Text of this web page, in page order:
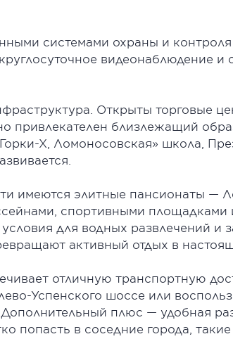
системами охраны и
видеонаблюдение и
Открыты торговые
привлекателен близлежащий
Х, Ломоносовская» школа,
имеются элитные пансионаты —
спортивными площадками
для водных развлечений и
активный отдых в
отличную транспортную
Успенского шоссе или
плюс — удобная
попасть в соседние города,